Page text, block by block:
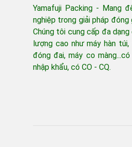
Yamafuji Packing - Mang
nghiệp trong giải pháp đóng
Chúng tôi cung cấp đa
lượng cao như máy hàn
đóng đai, máy co
nhập khẩu, có CO - CQ.